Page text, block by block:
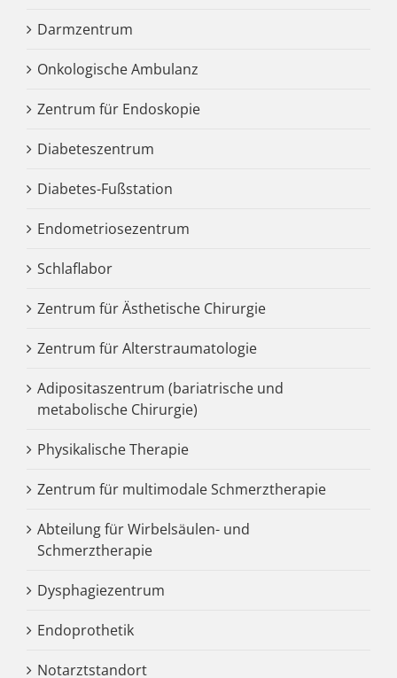
Darmzentrum
Onkologische Ambulanz
Zentrum für Endoskopie
Diabeteszentrum
Diabetes-Fußstation
Endometriosezentrum
Schlaflabor
Zentrum für Ästhetische Chirurgie
Zentrum für Alterstraumatologie
Adipositaszentrum (bariatrische und
metabolische Chirurgie)
Physikalische Therapie
Zentrum für multimodale Schmerztherapie
Abteilung für Wirbelsäulen- und
Schmerztherapie
Dysphagiezentrum
Endoprothetik
Notarztstandort